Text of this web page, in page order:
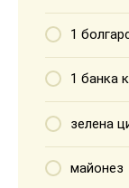
1
1 банка
зелена
майонез